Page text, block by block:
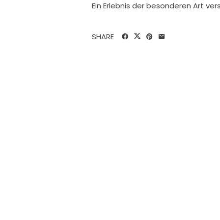
Ein Erlebnis der besonderen Art
SHARE